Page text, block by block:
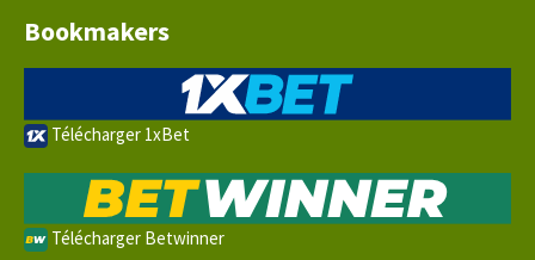
Bookmakers
Télécharger 1xBet
Télécharger Betwinner